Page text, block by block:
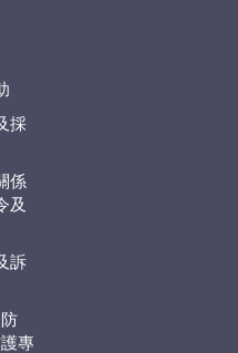
採
係
及
訴
專